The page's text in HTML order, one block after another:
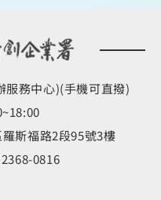
服務中心)(手機可直撥)
斯福路2段95號3樓
0816